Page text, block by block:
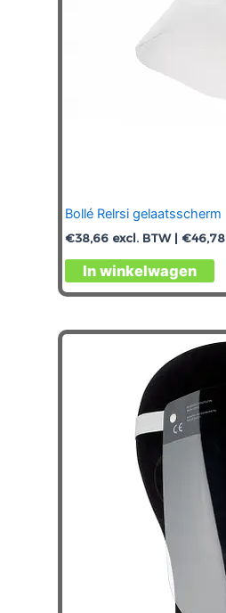
Bollé Relrsi gelaatsscherm
€38,66 excl. BTW | €46,78
In winkelwagen